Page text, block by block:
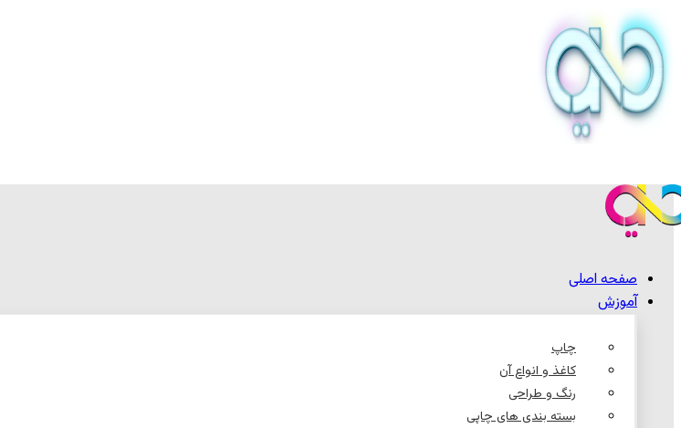
صفحه اصلی
آموزش
چاپ
کاغذ و انواع آن
رنگ و طراحی
بسته بندی های چاپی